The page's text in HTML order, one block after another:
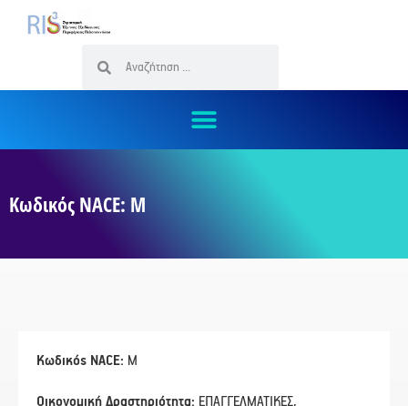
Κωδικός NACE: M
Κωδικός NACE: M
Οικονομική Δραστηριότητα: ΕΠΑΓΓΕΛΜΑΤΙΚΕΣ,